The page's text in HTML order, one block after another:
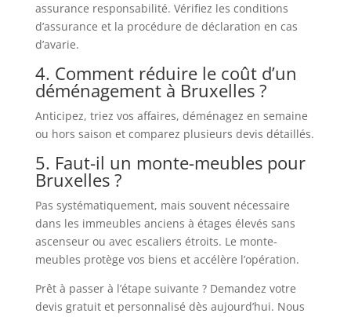
assurance responsabilité. Vérifiez les conditions
d’assurance et la procédure de déclaration en cas
d’avarie.
4. Comment réduire le coût d’un
déménagement à Bruxelles ?
Anticipez, triez vos affaires, déménagez en semaine
ou hors saison et comparez plusieurs devis détaillés.
5. Faut-il un monte-meubles pour
Bruxelles ?
Pas systématiquement, mais souvent nécessaire
dans les immeubles anciens à étages élevés sans
ascenseur ou avec escaliers étroits. Le monte-
meubles protège vos biens et accélère l’opération.
Prêt à passer à l’étape suivante ? Demandez votre
devis gratuit et personnalisé dès aujourd’hui. Nous